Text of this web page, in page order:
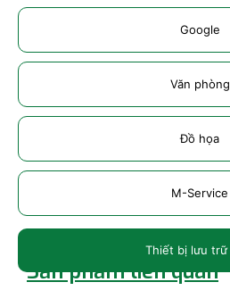
Google
Văn phòng
Đồ họa
M-Service
Sản phẩm liên quan
Thiết bị lưu trữ